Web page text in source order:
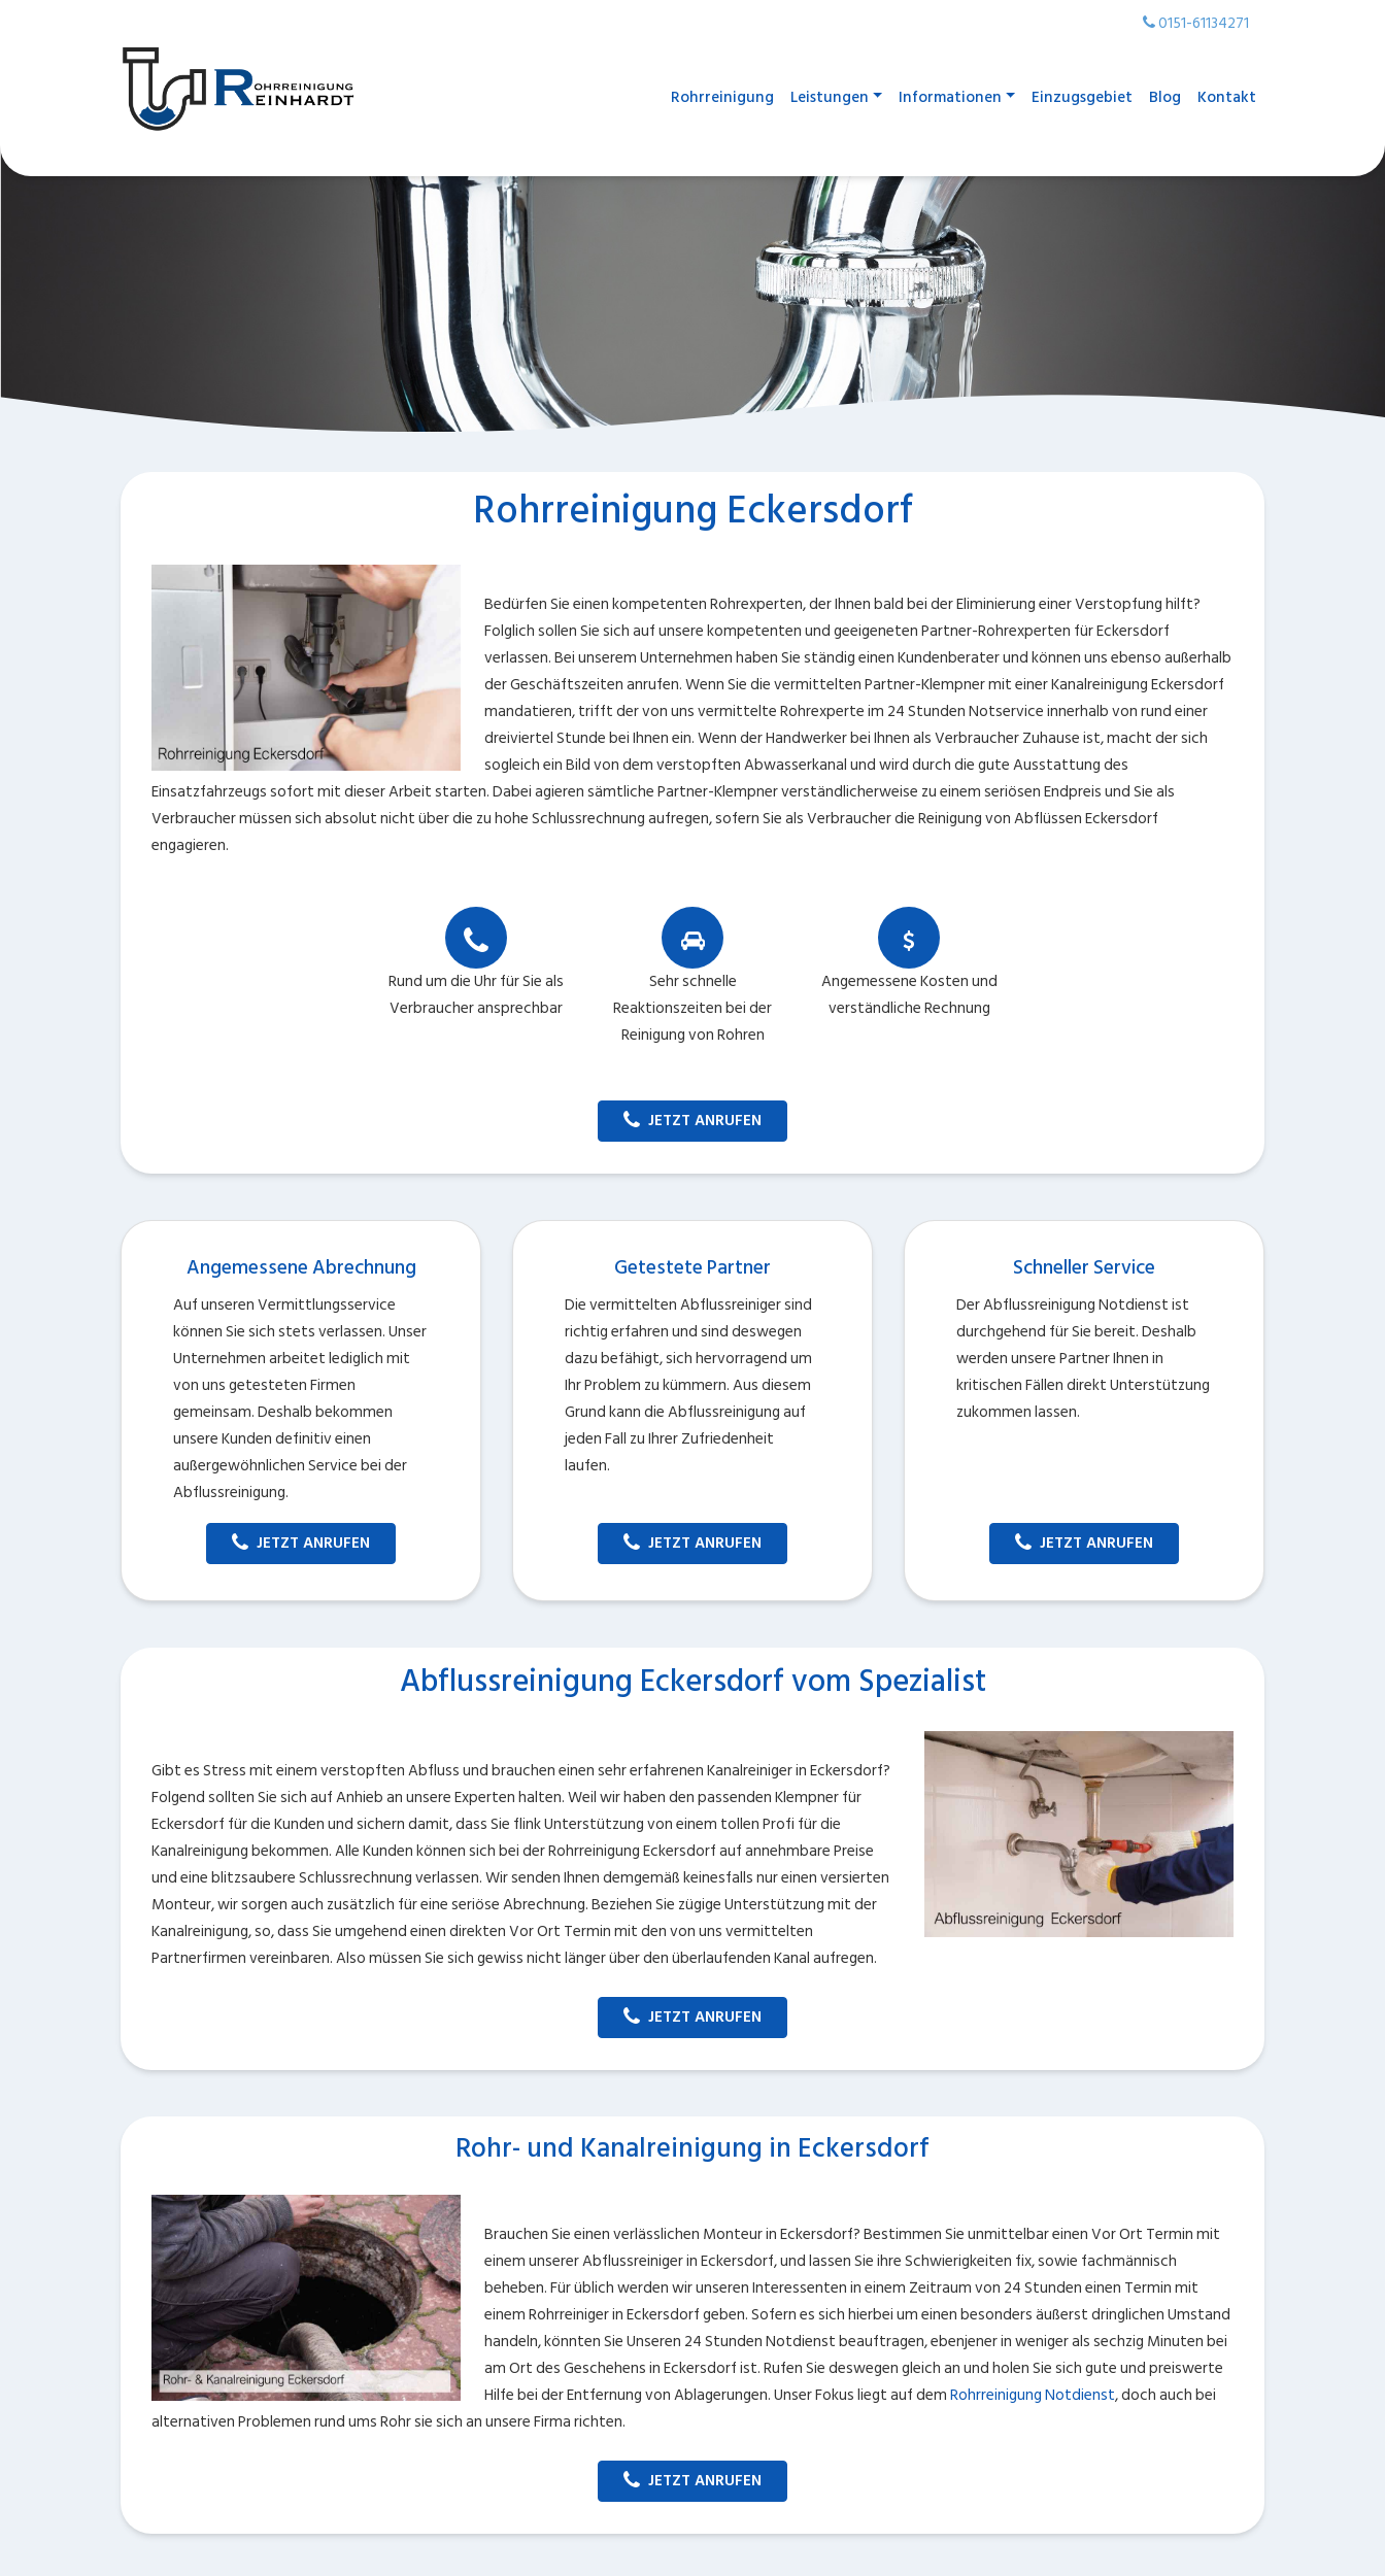
0151-61134271
Rohrreinigung Leistungen Informationen Einzugsgebiet Blog Kontakt
Rohrreinigung Eckersdorf
Bedürfen Sie einen kompetenten Rohrexperten, der Ihnen bald bei der Eliminierung einer Verstopfung hilft?
Folglich sollen Sie sich auf unsere kompetenten und geeigeneten Partner-Rohrexperten für Eckersdorf
verlassen. Bei unserem Unternehmen haben Sie ständig einen Kundenberater und können uns ebenso außerhalb
der Geschäftszeiten anrufen. Wenn Sie die vermittelten Partner-Klempner mit einer Kanalreinigung Eckersdorf
mandatieren, trifft der von uns vermittelte Rohrexperte im 24 Stunden Notservice innerhalb von rund einer
dreiviertel Stunde bei Ihnen ein. Wenn der Handwerker bei Ihnen als Verbraucher Zuhause ist, macht der sich
sogleich ein Bild von dem verstopften Abwasserkanal und wird durch die gute Ausstattung des
Einsatzfahrzeugs sofort mit dieser Arbeit starten. Dabei agieren sämtliche Partner-Klempner verständlicherweise zu einem seriösen Endpreis und Sie als
Verbraucher müssen sich absolut nicht über die zu hohe Schlussrechnung aufregen, sofern Sie als Verbraucher die Reinigung von Abflüssen Eckersdorf
engagieren.
Rund um die Uhr für Sie als
Verbraucher ansprechbar
Sehr schnelle
Reaktionszeiten bei der
Reinigung von Rohren
Angemessene Kosten und
verständliche Rechnung
JETZT ANRUFEN
Angemessene Abrechnung
Auf unseren Vermittlungsservice
können Sie sich stets verlassen. Unser
Unternehmen arbeitet lediglich mit
von uns getesteten Firmen
gemeinsam. Deshalb bekommen
unsere Kunden definitiv einen
außergewöhnlichen Service bei der
Abflussreinigung.
JETZT ANRUFEN
Getestete Partner
Die vermittelten Abflussreiniger sind
richtig erfahren und sind deswegen
dazu befähigt, sich hervorragend um
Ihr Problem zu kümmern. Aus diesem
Grund kann die Abflussreinigung auf
jeden Fall zu Ihrer Zufriedenheit
laufen.
JETZT ANRUFEN
Schneller Service
Der Abflussreinigung Notdienst ist
durchgehend für Sie bereit. Deshalb
werden unsere Partner Ihnen in
kritischen Fällen direkt Unterstützung
zukommen lassen.
JETZT ANRUFEN
Abflussreinigung Eckersdorf vom Spezialist
Gibt es Stress mit einem verstopften Abfluss und brauchen einen sehr erfahrenen Kanalreiniger in Eckersdorf?
Folgend sollten Sie sich auf Anhieb an unsere Experten halten. Weil wir haben den passenden Klempner für
Eckersdorf für die Kunden und sichern damit, dass Sie flink Unterstützung von einem tollen Profi für die
Kanalreinigung bekommen. Alle Kunden können sich bei der Rohrreinigung Eckersdorf auf annehmbare Preise
und eine blitzsaubere Schlussrechnung verlassen. Wir senden Ihnen demgemäß keinesfalls nur einen versierten
Monteur, wir sorgen auch zusätzlich für eine seriöse Abrechnung. Beziehen Sie zügige Unterstützung mit der
Kanalreinigung, so, dass Sie umgehend einen direkten Vor Ort Termin mit den von uns vermittelten
Partnerfirmen vereinbaren. Also müssen Sie sich gewiss nicht länger über den überlaufenden Kanal aufregen.
JETZT ANRUFEN
Rohr- und Kanalreinigung in Eckersdorf
Brauchen Sie einen verlässlichen Monteur in Eckersdorf? Bestimmen Sie unmittelbar einen Vor Ort Termin mit
einem unserer Abflussreiniger in Eckersdorf, und lassen Sie ihre Schwierigkeiten fix, sowie fachmännisch
beheben. Für üblich werden wir unseren Interessenten in einem Zeitraum von 24 Stunden einen Termin mit
einem Rohrreiniger in Eckersdorf geben. Sofern es sich hierbei um einen besonders äußerst dringlichen Umstand
handeln, könnten Sie Unseren 24 Stunden Notdienst beauftragen, ebenjener in weniger als sechzig Minuten bei
am Ort des Geschehens in Eckersdorf ist. Rufen Sie deswegen gleich an und holen Sie sich gute und preiswerte
Hilfe bei der Entfernung von Ablagerungen. Unser Fokus liegt auf demRohrreinigung Notdienst, doch auch bei
alternativen Problemen rund ums Rohr sie sich an unsere Firma richten.
JETZT ANRUFEN